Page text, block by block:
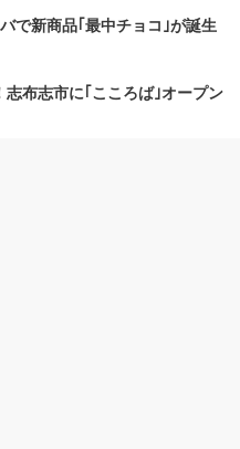
で新商品｢最中チョコ｣が誕生
志布志市に｢こころば｣オープン